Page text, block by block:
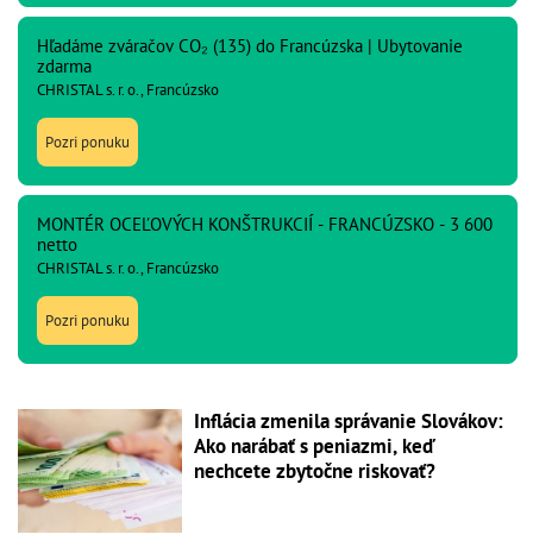
Hľadáme zváračov CO₂ (135) do Francúzska | Ubytovanie
zdarma
CHRISTAL s. r. o., Francúzsko
Pozri ponuku
MONTÉR OCEĽOVÝCH KONŠTRUKCIÍ - FRANCÚZSKO - 3 600
netto
CHRISTAL s. r. o., Francúzsko
Pozri ponuku
Inflácia zmenila správanie Slovákov:
Ako narábať s peniazmi, keď
nechcete zbytočne riskovať?